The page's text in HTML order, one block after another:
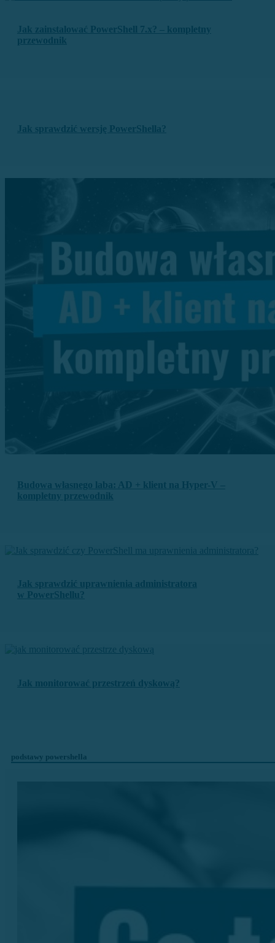
Jak zainstalować PowerShell 7.x? – kompletny
przewodnik
Jak sprawdzić wersję PowerShella?
Budowa własnego laba: AD + klient na Hyper-V –
kompletny przewodnik
Jak sprawdzić uprawnienia administratora
w PowerShellu?
Jak monitorować przestrzeń dyskową?
podstawy powershella